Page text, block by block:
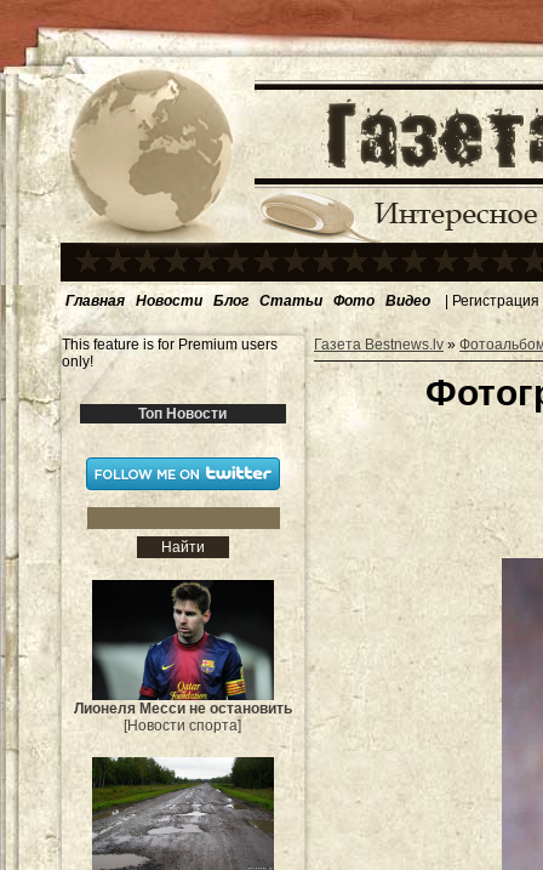
Главная Новости Блог Статьи Фото Видео | Регистрация
This feature is for Premium users
only!
Топ Новости
Лионеля Месси не остановить
[Новости спорта]
Газета Bestnews.lv»